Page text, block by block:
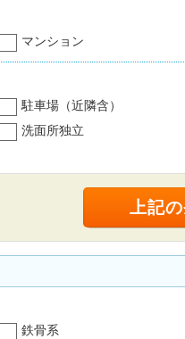
マンション
駐車場（近隣含）
洗面所独立
鉄骨系